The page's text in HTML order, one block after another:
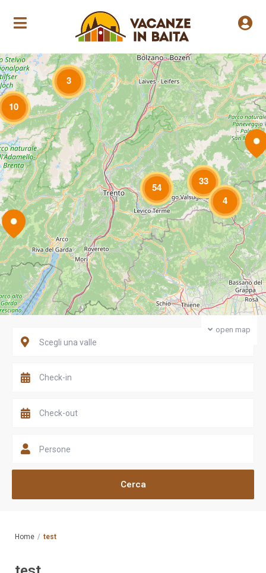
3
10
4
54 33
Loading Maps
open map
Scegli una valle
Persone
Home test